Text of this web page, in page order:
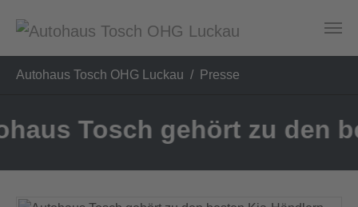
Autohaus Tosch OHG Luckau Presse
Tosch gehört zu den